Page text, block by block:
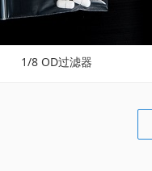
1/8 OD过滤器